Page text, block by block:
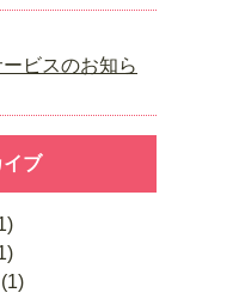
ビスのお知ら
イブ
(1)